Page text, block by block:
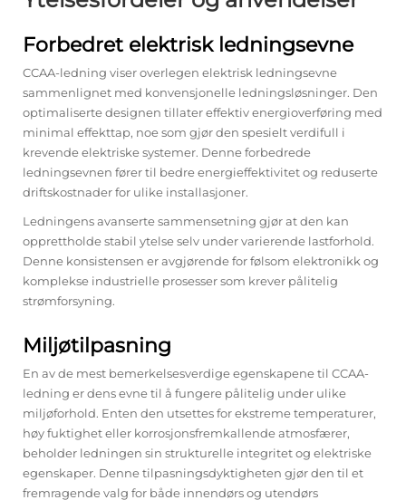
Forbedret elektrisk ledningsevne
CCAA-ledning viser overlegen elektrisk ledningsevne
sammenlignet med konvensjonelle ledningsløsninger. Den
optimaliserte designen tillater effektiv energioverføring med
minimal effekttap, noe som gjør den spesielt verdifull i
krevende elektriske systemer. Denne forbedrede
ledningsevnen fører til bedre energieffektivitet og reduserte
driftskostnader for ulike installasjoner.
Ledningens avanserte sammensetning gjør at den kan
opprettholde stabil ytelse selv under varierende lastforhold.
Denne konsistensen er avgjørende for følsom elektronikk og
komplekse industrielle prosesser som krever pålitelig
strømforsyning.
Miljøtilpasning
En av de mest bemerkelsesverdige egenskapene til CCAA-
ledning er dens evne til å fungere pålitelig under ulike
miljøforhold. Enten den utsettes for ekstreme temperaturer,
høy fuktighet eller korrosjonsfremkallende atmosfærer,
beholder ledningen sin strukturelle integritet og elektriske
egenskaper. Denne tilpasningsdyktigheten gjør den til et
fremragende valg for både innendørs og utendørs